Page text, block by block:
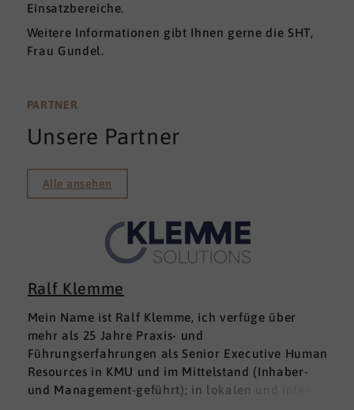
Einsatzbereiche.
Weitere Informationen gibt Ihnen gerne die SHT,
Frau Gundel.
PARTNER
Unsere Partner
Alle ansehen
Ralf Klemme
Mein Name ist Ralf Klemme, ich verfüge über
mehr als 25 Jahre Praxis- und
Führungserfahrungen als Senior Executive Human
Resources in KMU und im Mittelstand (Inhaber-
und Management-geführt); in lokalen und inter­